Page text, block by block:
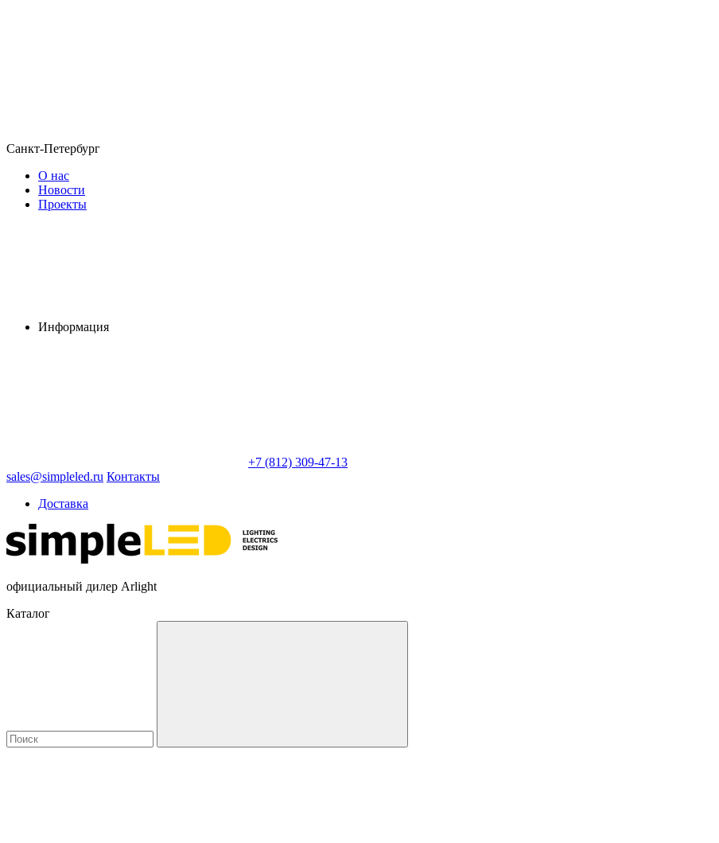
Санкт-Петербург
О нас
Новости
Проекты
Информация
+7 (812) 309-47-13
sales@simpleled.ru Контакты
Доставка
официальный дилер Arlight
Каталог